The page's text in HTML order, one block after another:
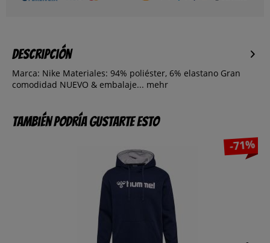
Descripción
Marca: Nike Materiales: 94% poliéster, 6% elastano Gran
comodidad NUEVO & embalaje... mehr
También podría gustarte esto
-71%